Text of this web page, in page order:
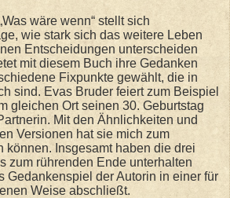
wäre wenn“ stellt sich
wie stark sich das weitere Leben
Entscheidungen unterscheiden
mit diesem Buch ihre Gedanken
Fixpunkte gewählt, die in
sind. Evas Bruder feiert zum Beispiel
gleichen Ort seinen 30. Geburtstag
Mit den Ähnlichkeiten und
Versionen hat sie mich zum
können. Insgesamt haben die drei
zum rührenden Ende unterhalten
Gedankenspiel der Autorin in einer für
Weise abschließt.